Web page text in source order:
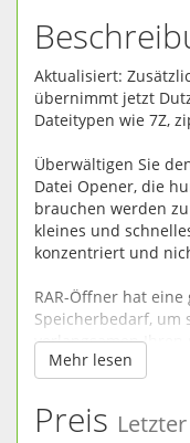
Aktualisiert:
übernimmt jetzt
Dateitypen wie 7Z,
Überwältigen Sie
Datei Opener, die
brauchen werden
kleines und
konzentriert und
RAR-Öffner hat
Speicherbedarf, um
verlangsamen Ihren
einfach: Klicken Sie
und das ist alles.
Downloads. Sie
Dateien manuell zu
Mehr lesen
Preis